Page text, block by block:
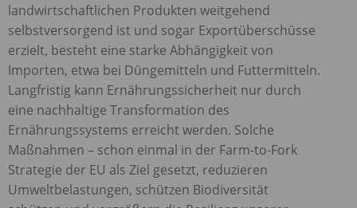
landwirtschaftlichen Produkten weitgehend
selbstversorgend ist und sogar Exportüberschüsse
erzielt, besteht eine starke Abhängigkeit von
Importen, etwa bei Düngemitteln und Futtermitteln.
Langfristig kann Ernährungssicherheit nur durch
eine nachhaltige Transformation des
Ernährungssystems erreicht werden. Solche
Maßnahmen – schon einmal in der Farm-to-Fork
Strategie der EU als Ziel gesetzt, reduzieren
Umweltbelastungen, schützen Biodiversität